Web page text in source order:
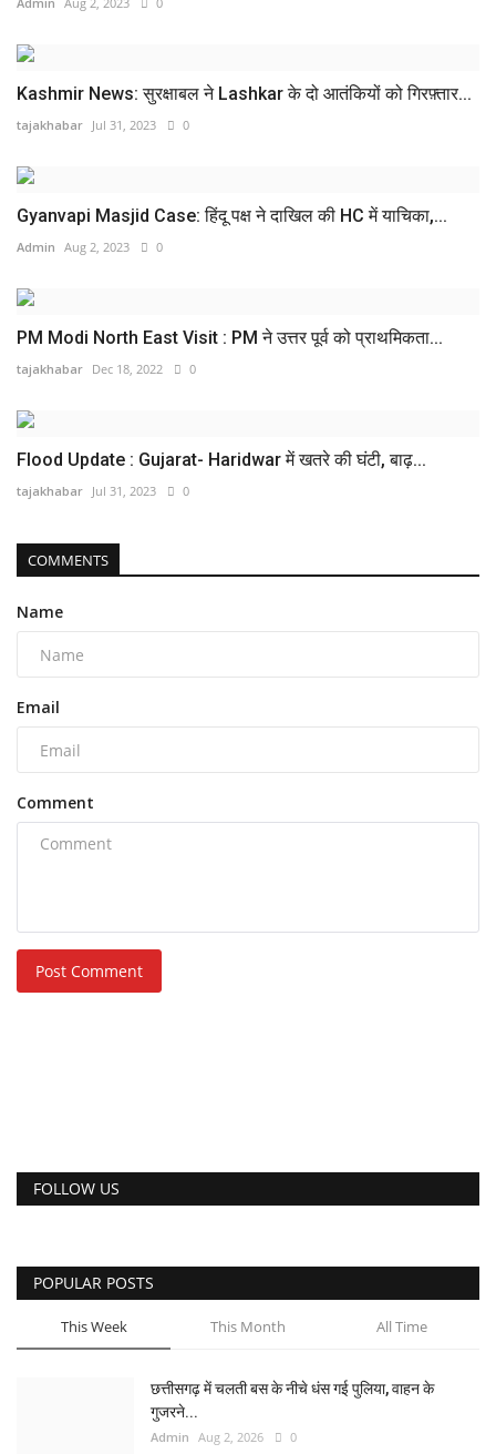
Kashmir News: सुरक्षाबल ने Lashkar के दो आतंकियों को गिरफ़्तार...
tajakhabar Jul 31, 2023 0
Gyanvapi Masjid Case: हिंदू पक्ष ने दाखिल की HC में याचिका,...
Admin Aug 2, 2023 0
PM Modi North East Visit : PM ने उत्तर पूर्व को प्राथमिकता...
tajakhabar Dec 18, 2022 0
Flood Update : Gujarat- Haridwar में खतरे की घंटी, बाढ़...
tajakhabar Jul 31, 2023 0
COMMENTS
Name
Email
Comment
Post Comment
FOLLOW US
POPULAR POSTS
This Week This Month All Time
छत्तीसगढ़ में चलती बस के नीचे धंस गई पुलिया, वाहन के
गुजरने...
Admin Aug 2, 2026 0